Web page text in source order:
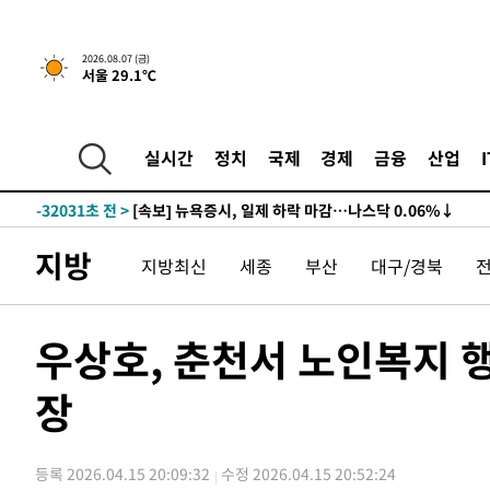
2026.08.07 (금)
서울 29.1℃
실시간 정치 국제 경제 금융 산업
-32031초 전 > [속보] 뉴욕증시, 일제 하락 마감…나스닥 0.06%↓
지방 지방최신 세종 부산 대구/경북
우상호, 춘천서 노인복지
장
등록 2026.04.15 20:09:32 수정 2026.04.15 20:52:24